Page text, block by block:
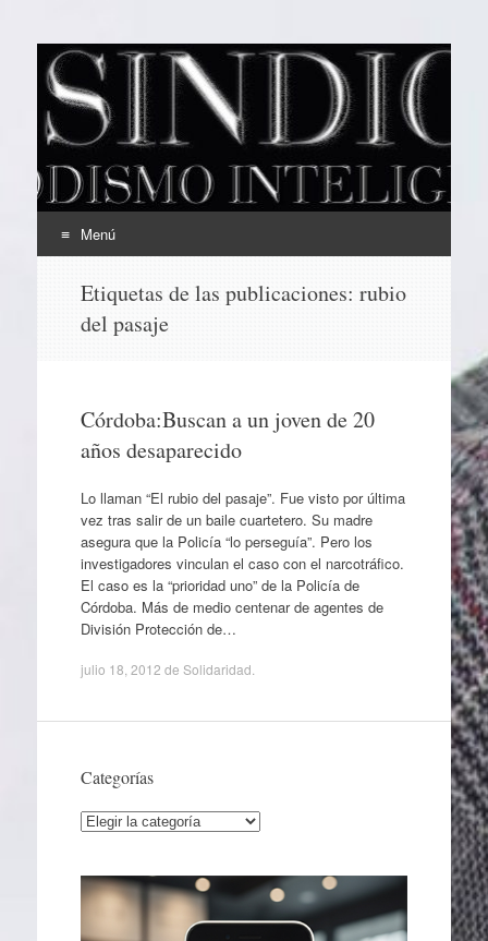
EL SINDICAL
Periodismo Inteligente
Menú
contenido
Etiquetas de las publicaciones: rubio
del pasaje
Córdoba:Buscan a un joven de 20
años desaparecido
Lo llaman “El rubio del pasaje”. Fue visto por última
vez tras salir de un baile cuartetero. Su madre
asegura que la Policía “lo perseguía”. Pero los
investigadores vinculan el caso con el narcotráfico.
El caso es la “prioridad uno” de la Policía de
Córdoba. Más de medio centenar de agentes de
División Protección de…
julio 18, 2012 de Solidaridad
Categorías
Categorías